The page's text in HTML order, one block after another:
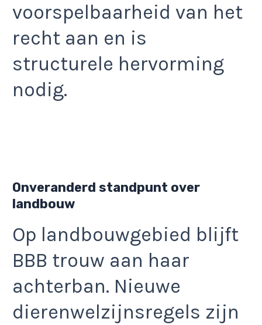
voorspelbaarheid van het
recht aan en is
structurele hervorming
nodig.
Onveranderd standpunt over
landbouw
Op landbouwgebied blijft
BBB trouw aan haar
achterban. Nieuwe
dierenwelzijnsregels zijn